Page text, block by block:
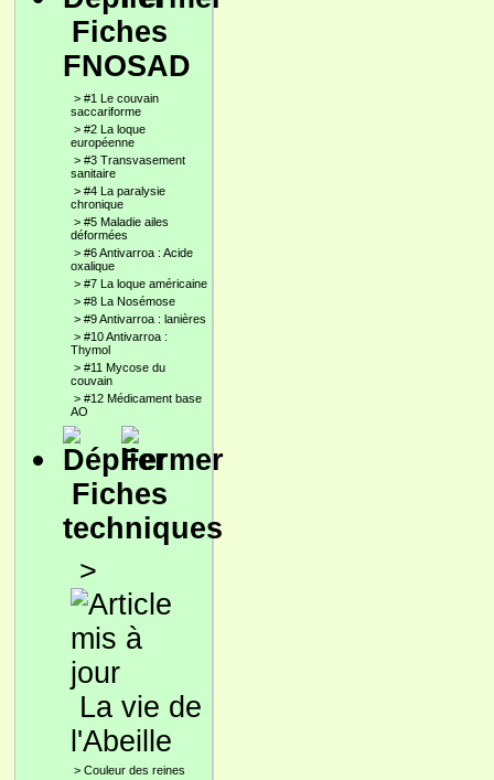
Fiches
FNOSAD
> #1 Le couvain
saccariforme
> #2 La loque
européenne
> #3 Transvasement
sanitaire
> #4 La paralysie
chronique
> #5 Maladie ailes
déformées
> #6 Antivarroa : Acide
oxalique
> #7 La loque américaine
> #8 La Nosémose
> #9 Antivarroa : lanières
> #10 Antivarroa :
Thymol
> #11 Mycose du
couvain
> #12 Médicament base
AO
Fiches
techniques
>
La vie de
l'Abeille
> Couleur des reines